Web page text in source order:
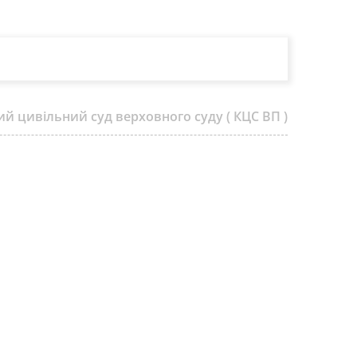
цивільний суд верховного суду ( КЦС ВП )